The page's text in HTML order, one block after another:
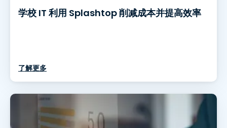
学校 IT 利用 Splashtop 削减成本并提高效率
了解更多